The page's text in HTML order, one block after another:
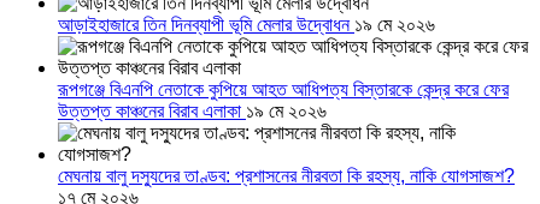
আড়াইহাজারে তিন দিনব্যাপী ভূমি মেলার উদ্বোধন ১৯ মে ২০২৬
রূপগঞ্জে বিএনপি নেতাকে কুপিয়ে আহত আধিপত্য বিস্তারকে কেন্দ্র করে ফের
উত্তপ্ত কাঞ্চনের বিরাব এলাকা ১৯ মে ২০২৬
মেঘনায় বালু দস্যুদের তাণ্ডব: প্রশাসনের নীরবতা কি রহস্য, নাকি যোগসাজশ?
১৭ মে ২০২৬